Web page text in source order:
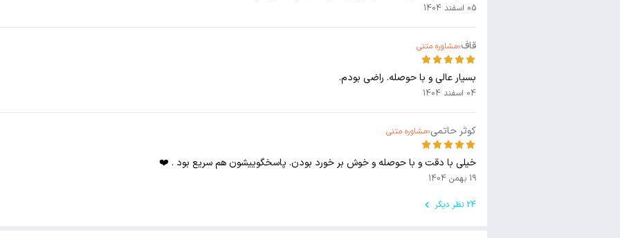
05 اسفند 1404
قاف مشاوره متنی
بسیار عالی و با حوصله. راضی بودم.
04 اسفند 1404
کوثر حاتمی مشاوره متنی
خیلی با دقت و با حوصله و خوش بر خورد بودن. پاسخگوییشون هم سریع بود . ❤️
19 بهمن 1404
24 نظر دیگر